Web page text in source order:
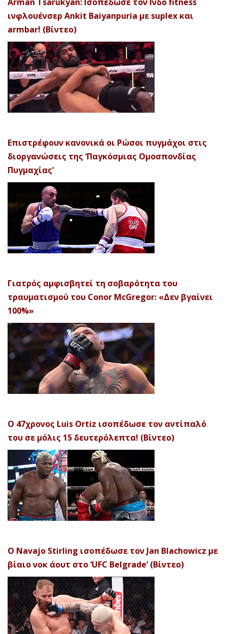
ινφλουένσερ Ankit Baiyanpuria με suplex και
armbar! (Βίντεο)
Επιστρέφουν κανονικά οι Ρώσοι πυγμάχοι στις
διοργανώσεις της ‘Παγκόσμιας Ομοσπονδίας
Πυγμαχίας’
Γιατρός αμφισβητεί τη σοβαρότητα του
τραυματισμού του Conor McGregor: «Δεν βγαίνει
100%»
Ο 47χρονος Luis Ortiz ισοπέδωσε τον αντίπαλό
του σε μόλις 15 δευτερόλεπτα! (Βίντεο)
Ο Navajo Stirling ισοπέδωσε τον Jan Blachowicz με
βίαιο νοκ άουτ στο ‘UFC Belgrade’ (Βίντεο)